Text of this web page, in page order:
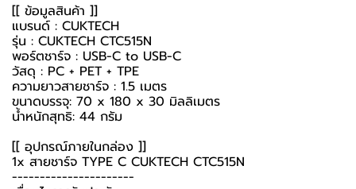
[[ ข้อมูลสินค้า ]]
แบรนด์ : CUKTECH
รุ่น : CUKTECH CTC515N
พอร์ตชาร์จ : USB-C to USB-C
วัสดุ : PC + PET + TPE
ความยาวสายชาร์จ : 1.5 เมตร
ขนาดบรรจุ: 70 x 180 x 30 มิลลิเมตร
น้ำหนักสุทธิ: 44 กรัม
[[ อุปกรณ์ภายในกล่อง ]]
1x สายชาร์จ TYPE C CUKTECH CTC515N
----------------------